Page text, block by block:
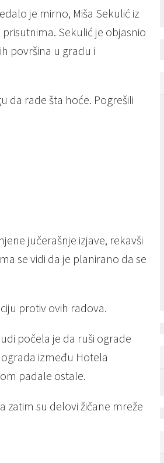
je mirno, Miša Sekulić iz
Sekulić je objasnio
površina u gradu i
da rade šta hoće. Pogrešili
jučerašnje izjave, rekavši
se vidi da je planirano da se
protiv ovih radova.
počela je da ruši ograde
između Hotela
padale ostale.
zatim su delovi žičane mreže